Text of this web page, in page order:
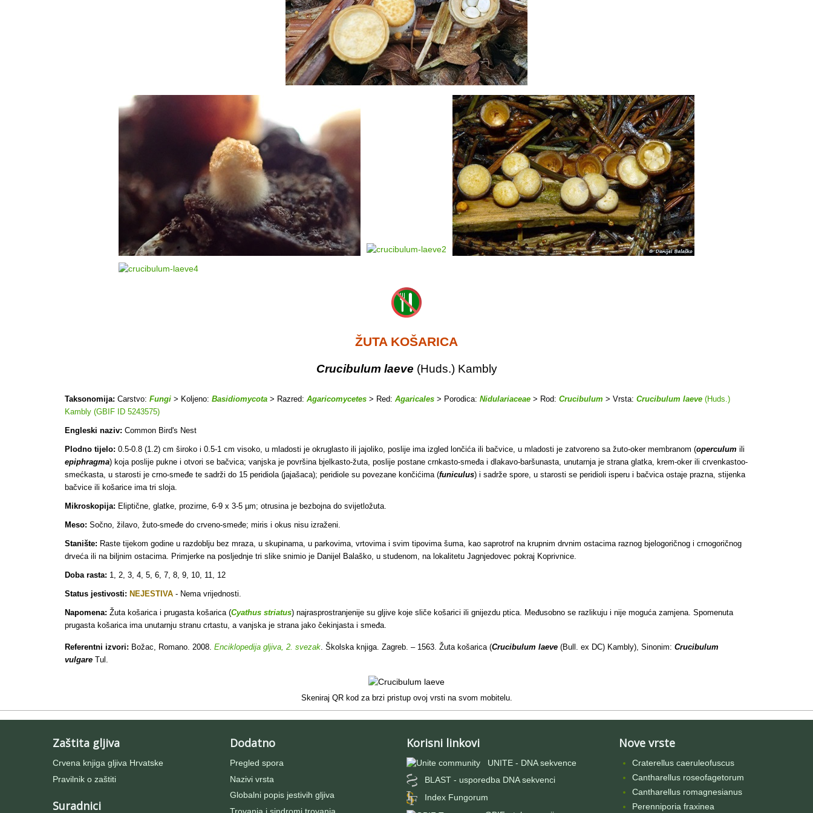
ŽUTA KOŠARICA
Crucibulum laeve (Huds.) Kambly
Taksonomija: Carstvo: Fungi > Koljeno: Basidiomycota > Razred: Agaricomycetes > Red: Agaricales > Porodica: Nidulariaceae > Rod: Crucibulum > Vrsta: Crucibulum laeve (Huds.)
Kambly (GBIF ID 5243575)
Engleski naziv: Common Bird's Nest
Plodno tijelo: 0.5-0.8 (1.2) cm široko i 0.5-1 cm visoko, u mladosti je okruglasto ili jajoliko, poslije ima izgled lončića ili bačvice, u mladosti je zatvoreno sa žuto-oker membranom (operculum ili
epiphragma) koja poslije pukne i otvori se bačvica; vanjska je površina bjelkasto-žuta, poslije postane crnkasto-smeđa i dlakavo-baršunasta, unutarnja je strana glatka, krem-oker ili crvenkastoo-
smećkasta, u starosti je crno-smeđe te sadrži do 15 peridiola (jajašaca); peridiole su povezane končićima (funiculus) i sadrže spore, u starosti se peridioli isperu i bačvica ostaje prazna, stijenka
bačvice ili košarice ima tri sloja.
Mikroskopija: Eliptične, glatke, prozirne, 6-9 x 3-5 µm; otrusina je bezbojna do svijetložuta.
Meso: Sočno, žilavo, žuto-smeđe do crveno-smeđe; miris i okus nisu izraženi.
Stanište: Raste tijekom godine u razdoblju bez mraza, u skupinama, u parkovima, vrtovima i svim tipovima šuma, kao saprotrof na krupnim drvnim ostacima raznog bjelogoričnog i crnogoričnog
drveća ili na biljnim ostacima. Primjerke na posljednje tri slike snimio je Danijel Balaško, u studenom, na lokalitetu Jagnjedovec pokraj Koprivnice.
Doba rasta: 1, 2, 3, 4, 5, 6, 7, 8, 9, 10, 11, 12
Status jestivosti: NEJESTIVA - Nema vrijednosti.
Napomena: Žuta košarica i prugasta košarica (Cyathus striatus) najrasprostranjenije su gljive koje sliče košarici ili gnijezdu ptica. Međusobno se razlikuju i nije moguća zamjena. Spomenuta
prugasta košarica ima unutarnju stranu crtastu, a vanjska je strana jako čekinjasta i smeđa.
Referentni izvori: Božac, Romano. 2008. Enciklopedija gljiva, 2. svezak. Školska knjiga. Zagreb. – 1563. Žuta košarica (Crucibulum laeve (Bull. ex DC) Kambly), Sinonim: Crucibulum
vulgare Tul.
Skeniraj QR kod za brzi pristup ovoj vrsti na svom mobitelu.
Zaštita gljiva
Crvena knjiga gljiva Hrvatske
Pravilnik o zaštiti
Suradnici
Dodatno
Pregled spora
Nazivi vrsta
Globalni popis jestivih gljiva
Korisni linkovi
UNITE - DNA sekvence
BLAST - usporedba DNA sekvenci
Index Fungorum
Nove vrste
Craterellus caeruleofuscus
Cantharellus roseofagetorum
Cantharellus romagnesianus
Perenniporia fraxinea